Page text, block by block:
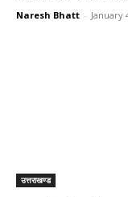
Naresh Bhatt - January
उत्तराखण्ड